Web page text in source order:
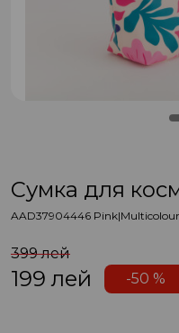
Сумка для
AAD37904446 Pink|Multicolour
399 лей
199лей -50 %